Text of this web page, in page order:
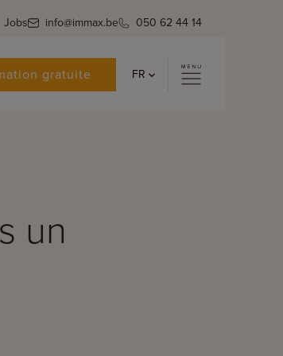
Jobs info@immax.be 050 62 44 14
gratuite FR
un